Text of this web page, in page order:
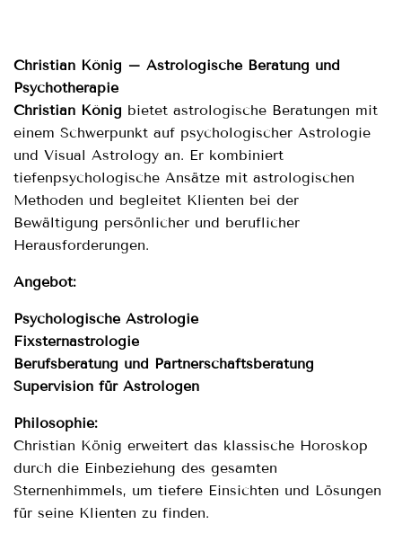
Christian König – Astrologische Beratung und
Psychotherapie
Christian König bietet astrologische Beratungen mit
einem Schwerpunkt auf psychologischer Astrologie
und Visual Astrology an. Er kombiniert
tiefenpsychologische Ansätze mit astrologischen
Methoden und begleitet Klienten bei der
Bewältigung persönlicher und beruflicher
Herausforderungen.
Angebot:
Psychologische Astrologie
Fixsternastrologie
Berufsberatung und Partnerschaftsberatung
Supervision für Astrologen
Philosophie:
Christian König erweitert das klassische Horoskop
durch die Einbeziehung des gesamten
Sternenhimmels, um tiefere Einsichten und Lösungen
für seine Klienten zu finden.